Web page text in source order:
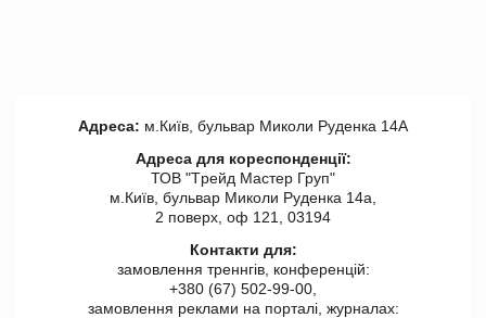
Адреса: м.Київ, бульвар Миколи Руденка 14А
Адреса для кореспонденції:
ТОВ "Tрейд Мастер Груп"
м.Київ, бульвар Миколи Руденка 14а,
2 поверх, оф 121, 03194
Контакти для:
замовлення треннгів, конференцій:
+380 (67) 502-99-00,
замовлення реклами на порталі, журналах: